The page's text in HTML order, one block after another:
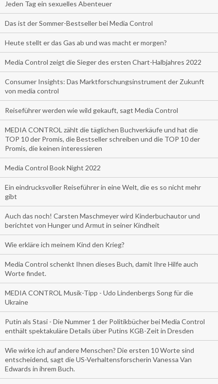
Jeden Tag ein sexuelles Abenteuer
Das ist der Sommer-Bestseller bei Media Control
Heute stellt er das Gas ab und was macht er morgen?
Media Control zeigt die Sieger des ersten Chart-Halbjahres 2022
Consumer Insights: Das Marktforschungsinstrument der Zukunft
von media control
Reiseführer werden wie wild gekauft, sagt Media Control
MEDIA CONTROL zählt die täglichen Buchverkäufe und hat die
TOP 10 der Promis, die Bestseller schreiben und die TOP 10 der
Promis, die keinen interessieren
Media Control Book Night 2022
Ein eindrucksvoller Reiseführer in eine Welt, die es so nicht mehr
gibt
Auch das noch! Carsten Maschmeyer wird Kinderbuchautor und
berichtet von Hunger und Armut in seiner Kindheit
Wie erkläre ich meinem Kind den Krieg?
Media Control schenkt Ihnen dieses Buch, damit Ihre Hilfe auch
Worte findet.
MEDIA CONTROL Musik-Tipp - Udo Lindenbergs Song für die
Ukraine
Putin als Stasi - Die Nummer 1 der Politikbücher bei Media Control
enthält spektakuläre Details über Putins KGB-Zeit in Dresden
Wie wirke ich auf andere Menschen? Die ersten 10 Worte sind
entscheidend, sagt die US-Verhaltensforscherin Vanessa Van
Edwards in ihrem Buch.